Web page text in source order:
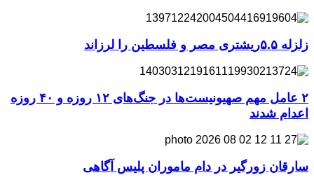
زلزله ۵.۵ریشتری مصر و فلسطین را لرزاند
۲ عامل مهم صهیونیست‌ها در جنگ‌های ۱۲ روزه و ۴۰ روزه
اعدام شدند
سارقان زورگیر در دام ماموران پلیس آگاهی